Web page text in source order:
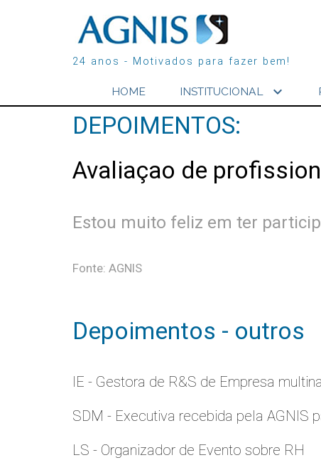
24 anos - Motivados para fazer bem!
HOME INSTITUCIONAL expand_more
DEPOIMENTOS:
Avaliaçao de
Estou muito feliz em ter
Fonte: AGNIS
Depoimentos - outros
IE - Gestora de R&S de Empresa
SDM - Executiva recebida pela AGNIS
LS - Organizador de Evento sobre RH